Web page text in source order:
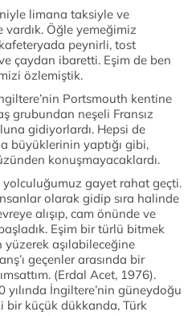
limana taksiyle ve
Öğle yemeğimiz
peynirli, tost
çaydan ibaretti. Eşim de ben
özlemiştik.
Portsmouth kentine
grubundan neşeli Fransız
gidiyorlardı. Hepsi de
büyüklerinin yaptığı gibi,
konuşmayacaklardı.
gayet rahat geçti.
olarak gidip sıra halinde
alışıp, cam önünde ve
Eşim bir türlü bitmek
aşılabileceğine
geçenler arasında bir
(Erdal Acet, 1976).
yılında İngiltere’nin güneydoğu
bir küçük dükkanda, Türk